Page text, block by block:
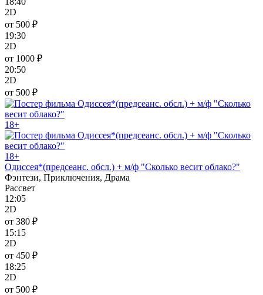
2D
от 500 ₽
19:30
2D
от 1000 ₽
20:50
2D
от 500 ₽
18+
18+
Одиссея*(предсеанс. обсл.) + м/ф "Сколько весит облако?"
Фэнтези, Приключения, Драма
Рассвет
12:05
2D
от 380 ₽
15:15
2D
от 450 ₽
18:25
2D
от 500 ₽